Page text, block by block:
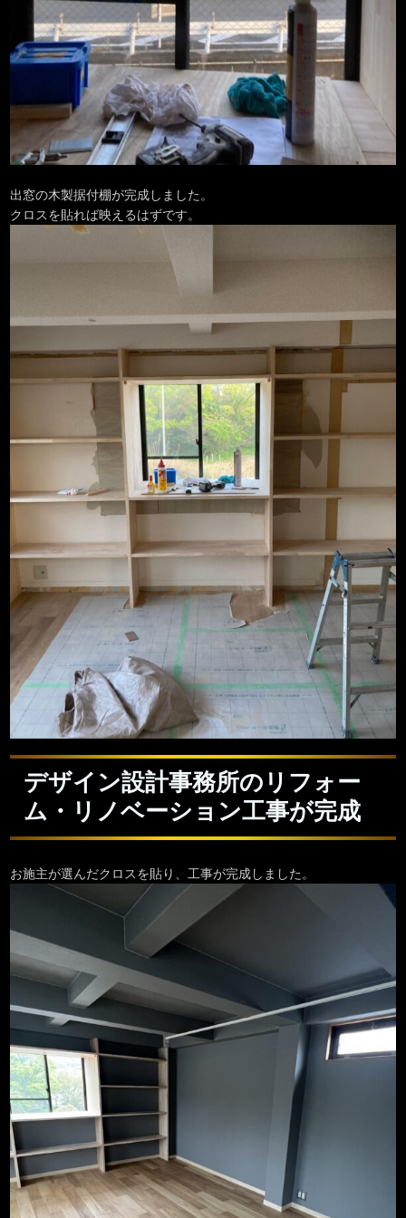
出窓の木製据付棚が完成しました。
クロスを貼れば映えるはずです。
デザイン設計事務所のリフォー
ム・リノベーション工事が完成
お施主が選んだクロスを貼り、工事が完成しました。